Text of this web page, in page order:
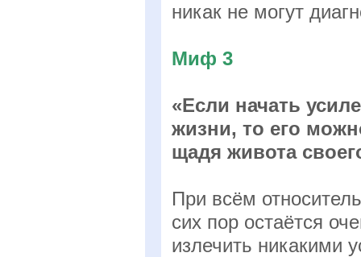
никак не могут
Миф 3
«Если начать
жизни, то его
щадя живота
При всём
сих пор остаётся
излечить никакими